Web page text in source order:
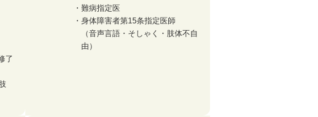
了
難病指定医
身体障害者第15条指定医師
（音声言語・そしゃく・肢体不自
由）